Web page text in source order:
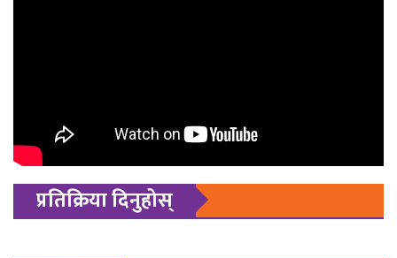
प्रतिक्रिया दिनुहोस्